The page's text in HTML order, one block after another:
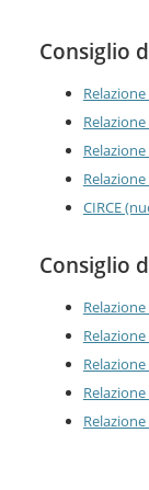
Consiglio
Relazione
Relazione
Relazione
Relazione
CIRCE
Consiglio
Relazione
Relazione
Relazione
Relazione
Relazione